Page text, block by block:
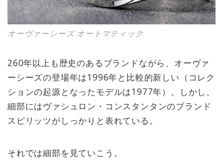
オーヴァーシーズ オートマティック
260年以上も歴史のあるブランドながら、オーヴァ
ーシーズの登場年は1996年と比較的新しい（コレク
ションの起源となったモデルは1977年）。しかし、
細部にはヴァシュロン・コンスタンタンのブランド
スピリッツがしっかりと表れている。
それでは細部を見ていこう。